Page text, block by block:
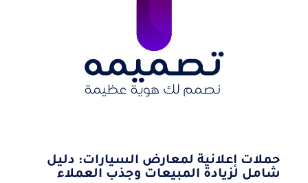
حملات إعلانية لمعارض السيارات: دليل
شامل لزيادة المبيعات وجذب العملاء